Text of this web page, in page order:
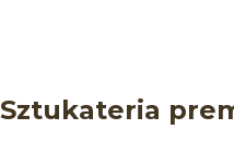
Sztukateria